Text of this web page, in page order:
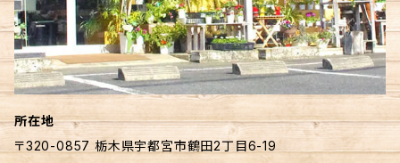
所在地
〒320-0857 栃木県宇都宮市鶴田2丁目6-19